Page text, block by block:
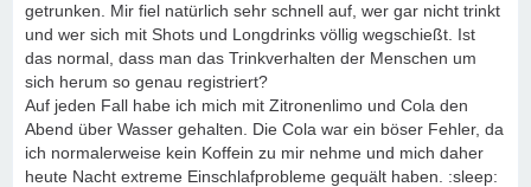
getrunken. Mir fiel natürlich sehr schnell auf, wer gar nicht trinkt
und wer sich mit Shots und Longdrinks völlig wegschießt. Ist
das normal, dass man das Trinkverhalten der Menschen um
sich herum so genau registriert?
Auf jeden Fall habe ich mich mit Zitronenlimo und Cola den
Abend über Wasser gehalten. Die Cola war ein böser Fehler, da
ich normalerweise kein Koffein zu mir nehme und mich daher
heute Nacht extreme Einschlafprobleme gequält haben. :sleep: